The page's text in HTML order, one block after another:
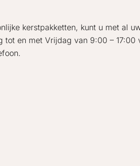
kerstpakketten, kunt u met al
en met Vrijdag van 9:00 – 17:00